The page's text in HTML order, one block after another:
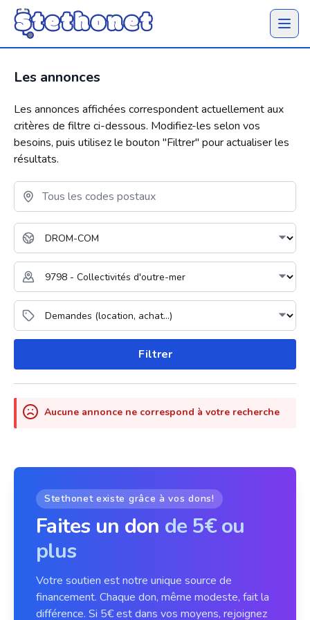
Ouvrir
Les annonces
Les annonces affichées correspondent actuellement aux
critères de filtre ci-dessous. Modifiez-les selon vos
besoins, puis utilisez le bouton "Filtrer" pour actualiser les
résultats.
Filtrer
Aucune annonce ne correspond à votre recherche
Stethonet existe grâce à vos dons!
Faites un don de 5€ ou
plus
Votre soutien est notre unique source de
financement. Chaque don, même modeste, fait la
différence. Si 5€ est dans vos moyens, rejoignez